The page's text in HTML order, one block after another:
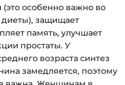
(это особенно важно во
защищает
память, улучшает
простаты. У
возраста синтез
замедляется, поэтому